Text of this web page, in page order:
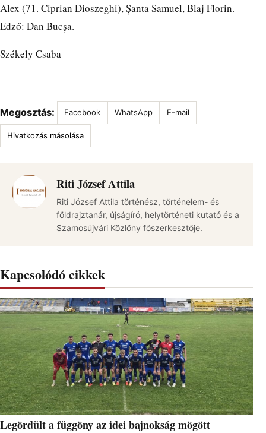
Alex (71. Ciprian Dioszeghi), Șanta Samuel, Blaj Florin.
Edző: Dan Bucșa.
Székely Csaba
Megosztás: Facebook WhatsApp E-mail
Hivatkozás másolása
Riti József Attila
Riti József Attila történész, történelem- és
földrajztanár, újságíró, helytörténeti kutató és a
Szamosújvári Közlöny főszerkesztője.
Kapcsolódó cikkek
Legördült a függöny az idei bajnokság mögött